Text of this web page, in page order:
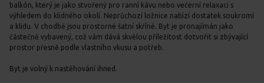
balkón, který je jako stvořený pro ranní kávu nebo večerní relaxaci s
výhledem do klidného okolí. Neprůchozí ložnice nabízí dostatek soukromí
a klidu. V chodbě jsou prostorné šatní skříně. Byt je pronajímán jako
částečně vybavený, což vám dává skvělou příležitost dotvořit si zbývající
prostor přesně podle vlastního vkusu a potřeb.
Byt je volný k nastěhování ihned.